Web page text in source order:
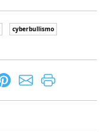
cyberbullismo